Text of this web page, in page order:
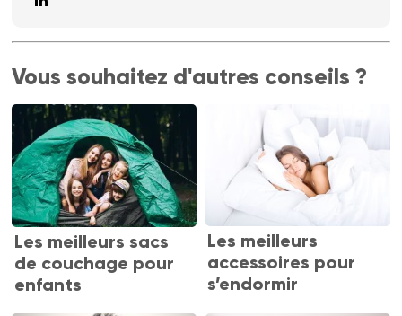
Vous souhaitez d'autres conseils ?
Les meilleurs sacs
de couchage pour
enfants
Les meilleurs
accessoires pour
s’endormir